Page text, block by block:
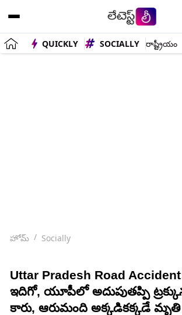
QUICKLY SOCIALLY రాష్ట్రీయం
హోమ్ Socially
Uttar Pradesh Road
ఇదిగో, యూపీలో అదుపుతప్పి
కారు, ఆరుమంది అక్కడికక్కడే మృతి